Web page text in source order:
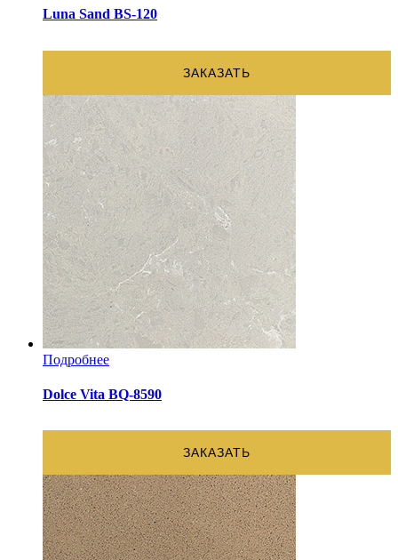
Luna Sand BS-120
ЗАКАЗАТЬ
Подробнее
Dolce Vita BQ-8590
ЗАКАЗАТЬ